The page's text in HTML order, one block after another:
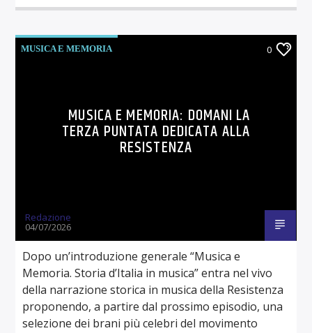
MUSICA E MEMORIA 0
MUSICA E MEMORIA: DOMANI LA
TERZA PUNTATA DEDICATA ALLA
RESISTENZA
Redazione
04/07/2026
Dopo un’introduzione generale “Musica e
Memoria. Storia d’Italia in musica” entra nel vivo
della narrazione storica in musica della Resistenza
proponendo, a partire dal prossimo episodio, una
selezione dei brani più celebri del movimento